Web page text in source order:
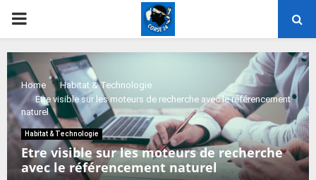
PRIMARY
MENU
Home
Habitat & Technologie
Etre visible sur les moteurs de recherche avec le référencement
naturel
Habitat & Technologie
Etre visible sur les moteurs de recherche
avec le référencement naturel